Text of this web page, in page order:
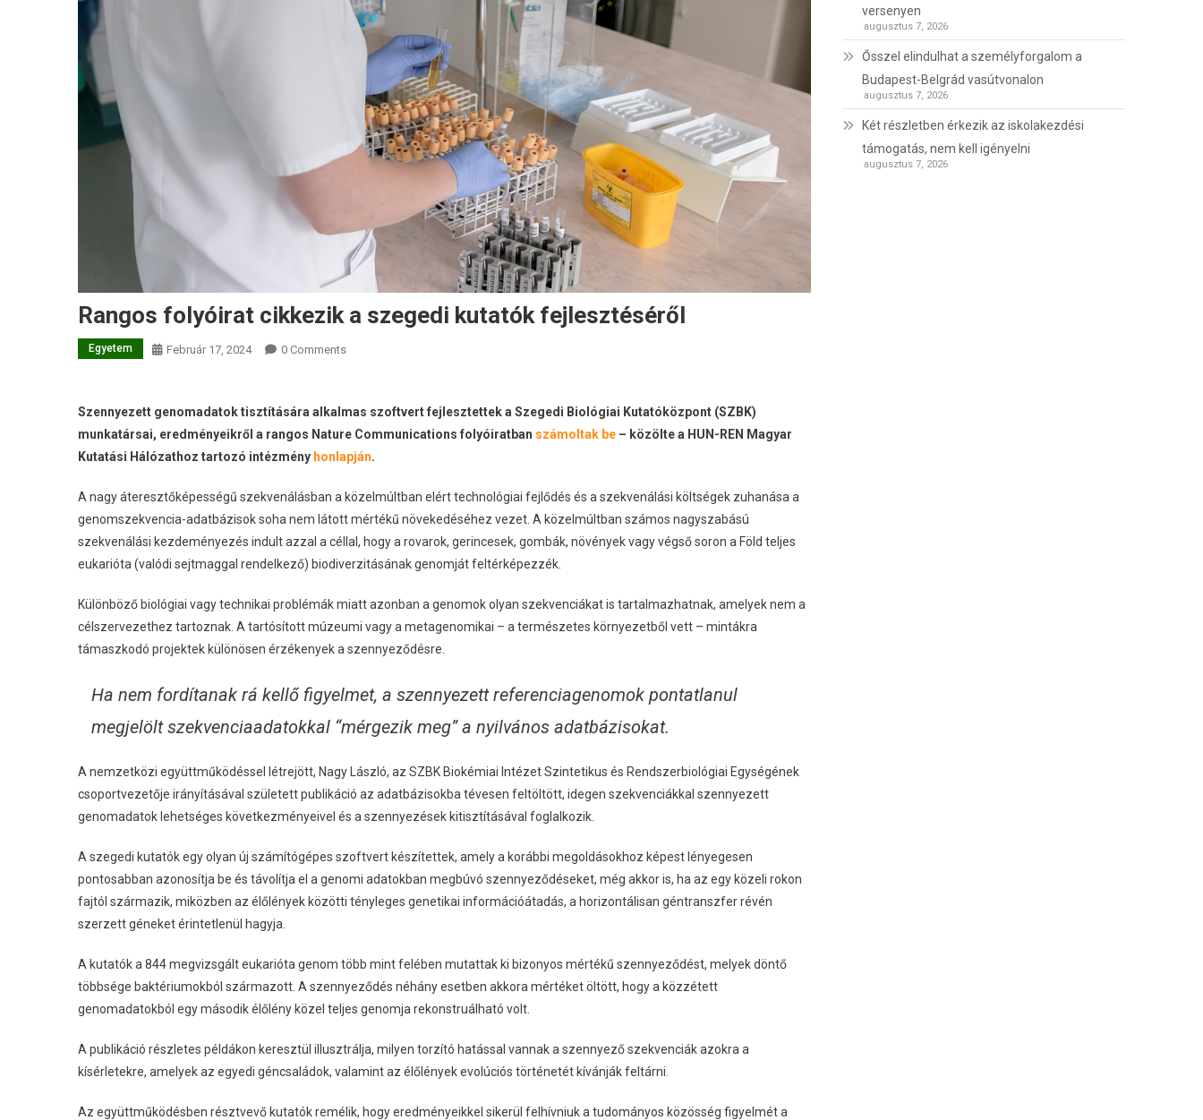
Rangos folyóirat cikkezik a szegedi kutatók fejlesztéséről
Egyetem Február 17, 2024 0 Comments
Szennyezett genomadatok tisztítására alkalmas szoftvert fejlesztettek a Szegedi Biológiai Kutatóközpont (SZBK)
munkatársai, eredményeikről a rangos Nature Communications folyóiratban számoltak be – közölte a HUN-REN Magyar
Kutatási Hálózathoz tartozó intézmény honlapján.
A nagy áteresztőképességű szekvenálásban a közelmúltban elért technológiai fejlődés és a szekvenálási költségek zuhanása a
genomszekvencia-adatbázisok soha nem látott mértékű növekedéséhez vezet. A közelmúltban számos nagyszabású
szekvenálási kezdeményezés indult azzal a céllal, hogy a rovarok, gerincesek, gombák, növények vagy végső soron a Föld teljes
eukarióta (valódi sejtmaggal rendelkező) biodiverzitásának genomját feltérképezzék.
Különböző biológiai vagy technikai problémák miatt azonban a genomok olyan szekvenciákat is tartalmazhatnak, amelyek nem a
célszervezethez tartoznak. A tartósított múzeumi vagy a metagenomikai – a természetes környezetből vett – mintákra
támaszkodó projektek különösen érzékenyek a szennyeződésre.
Ha nem fordítanak rá kellő figyelmet, a szennyezett referenciagenomok pontatlanul
megjelölt szekvenciaadatokkal “mérgezik meg” a nyilvános adatbázisokat.
A nemzetközi együttműködéssel létrejött, Nagy László, az SZBK Biokémiai Intézet Szintetikus és Rendszerbiológiai Egységének
csoportvezetője irányításával született publikáció az adatbázisokba tévesen feltöltött, idegen szekvenciákkal szennyezett
genomadatok lehetséges következményeivel és a szennyezések kitisztításával foglalkozik.
A szegedi kutatók egy olyan új számítógépes szoftvert készítettek, amely a korábbi megoldásokhoz képest lényegesen
pontosabban azonosítja be és távolítja el a genomi adatokban megbúvó szennyeződéseket, még akkor is, ha az egy közeli rokon
fajtól származik, miközben az élőlények közötti tényleges genetikai információátadás, a horizontálisan géntranszfer révén
szerzett géneket érintetlenül hagyja.
A kutatók a 844 megvizsgált eukarióta genom több mint felében mutattak ki bizonyos mértékű szennyeződést, melyek döntő
többsége baktériumokból származott. A szennyeződés néhány esetben akkora mértéket öltött, hogy a közzétett
genomadatokból egy második élőlény közel teljes genomja rekonstruálható volt.
A publikáció részletes példákon keresztül illusztrálja, milyen torzító hatással vannak a szennyező szekvenciák azokra a
kísérletekre, amelyek az egyedi géncsaládok, valamint az élőlények evolúciós történetét kívánják feltárni.
Az együttműködésben résztvevő kutatók remélik, hogy eredményeikkel sikerül felhívniuk a tudományos közösség figyelmét a
versenyen
augusztus 7, 2026
Ősszel elindulhat a személyforgalom a
Budapest-Belgrád vasútvonalon
augusztus 7, 2026
Két részletben érkezik az iskolakezdési
támogatás, nem kell igényelni
augusztus 7, 2026